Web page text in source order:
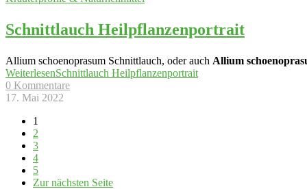
Schnittlauch Heilpflanzenportrait
Allium schoenoprasum Schnittlauch, oder auch Allium
WeiterlesenSchnittlauch Heilpflanzenportrait
0 Kommentare
17. Mai 2022
1
2
3
4
5
Zur nächsten Seite